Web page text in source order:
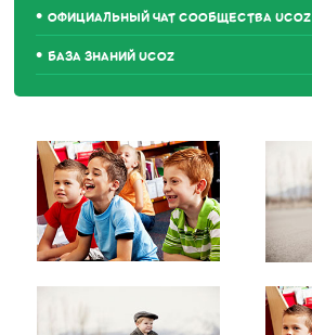
ОФИЦИАЛЬНЫЙ ЧАТ СООБЩЕСТВА UCOZ
БАЗА ЗНАНИЙ UCOZ